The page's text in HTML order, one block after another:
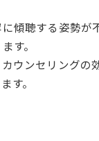
を支える魅力
セリングの実践例
の意義を考える
義と専門家の使命
貢献できる魅力
傾聴する姿勢
す。
ウンセリングの
す。